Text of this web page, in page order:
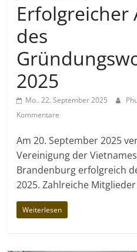
Erfolgreicher
des
2025
Mo.. 22. September 2025
Kommentare
Am 20. September 2025
Vereinigung der
Brandenburg erfolgreich
2025. Zahlreiche
Weiterlesen